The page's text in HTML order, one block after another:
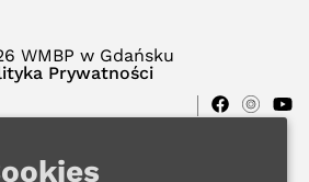
WMBP w Gdańsku
Prywatności